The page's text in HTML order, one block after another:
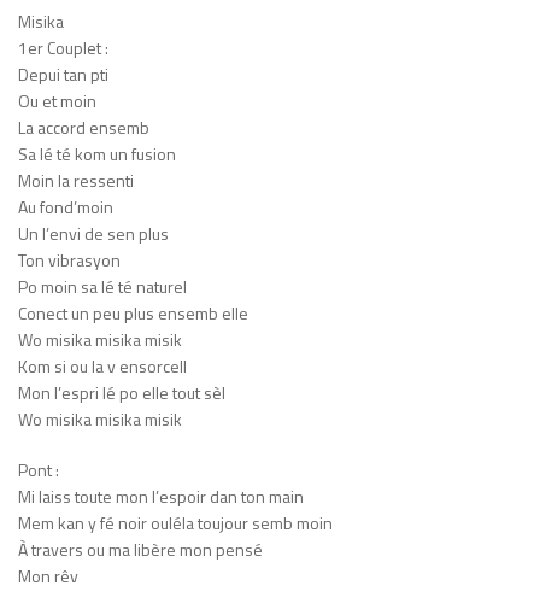
Misika
1er Couplet :
Depui tan pti
Ou et moin
La accord ensemb
Sa lé té kom un fusion
Moin la ressenti
Au fond’moin
Un l’envi de sen plus
Ton vibrasyon
Po moin sa lé té naturel
Conect un peu plus ensemb elle
Wo misika misika misik
Kom si ou la v ensorcell
Mon l’espri lé po elle tout sèl
Wo misika misika misik
Pont :
Mi laiss toute mon l’espoir dan ton main
Mem kan y fé noir ouléla toujour semb moin
À travers ou ma libère mon pensé
Mon rêv